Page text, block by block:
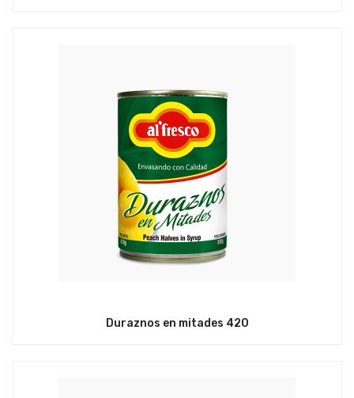
Duraznos en mitades 420